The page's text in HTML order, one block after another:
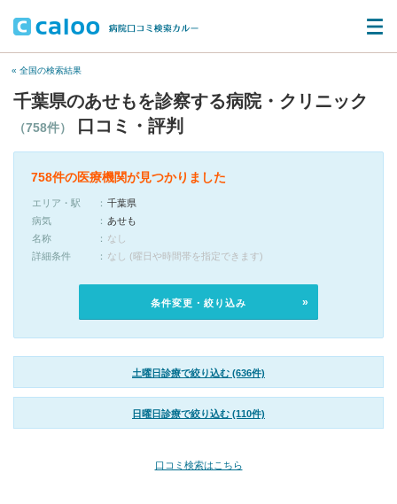
« 全国の検索結果
千葉県のあせもを診察する病院・クリニック
（758件） 口コミ・評判
758件の医療機関が見つかりました
エリア・駅
千葉県
病気
あせも
名称
なし
詳細条件
なし (曜日や時間帯を指定できます)
条件変更・絞り込み
土曜日診療で絞り込む (636件)
日曜日診療で絞り込む (110件)
口コミ検索はこちら